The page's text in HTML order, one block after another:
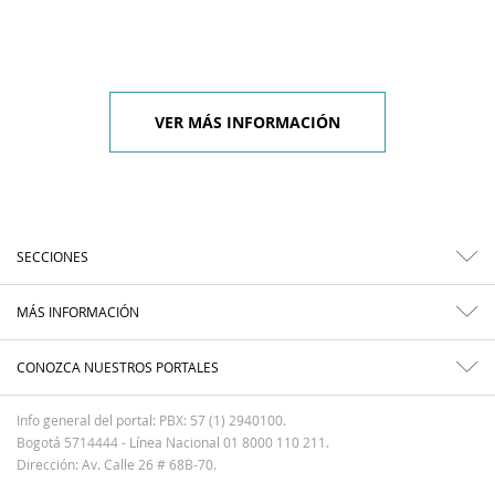
VER MÁS INFORMACIÓN
SECCIONES
MÁS INFORMACIÓN
CONOZCA NUESTROS PORTALES
Info general del portal: PBX: 57 (1) 2940100.
Bogotá 5714444 - Línea Nacional 01 8000 110 211.
Dirección: Av. Calle 26 # 68B-70.